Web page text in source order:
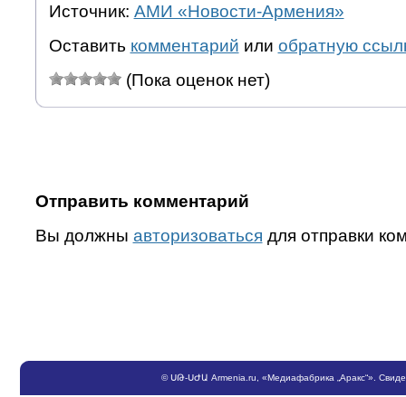
Источник: АМИ «Новости-Армения»
Оставить комментарий или обратную
(Пока оценок нет)
Отправить комментарий
Вы должны авторизоваться для отправки
©ՍԹ-ՍԺԱ Armenia.ru , «Медиафабрика „Аракс“».